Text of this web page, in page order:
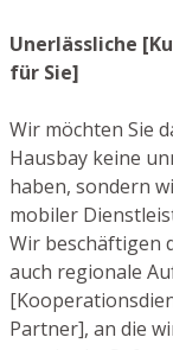
Unerlässliche
für Sie]
Wir möchten Sie
Hausbay keine
haben, sondern
mobiler
Wir beschäftigen
auch regionale
Partner], an die